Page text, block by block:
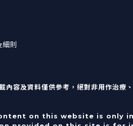
則
容及資料僅供參考，絕對非用作治療
on this website is only